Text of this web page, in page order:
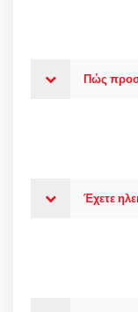
Πώς
Έχετε